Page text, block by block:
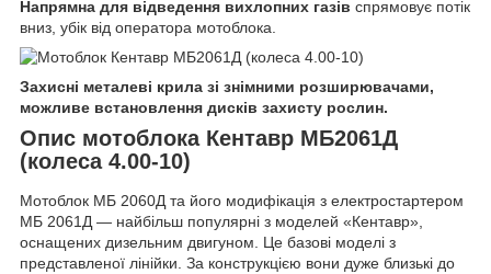
Напрямна для відведення вихлопних газів спрямовує потік
вниз, убік від оператора мотоблока.
Захисні металеві крила зі знімними розширювачами,
можливе встановлення дисків захисту рослин.
Опис мотоблока Кентавр МБ2061Д
(колеса 4.00-10)
Мотоблок МБ 2060Д та його модифікація з електростартером
МБ 2061Д — найбільш популярні з моделей «Кентавр»,
оснащених дизельним двигуном. Це базові моделі з
представленої лінійки. За конструкцією вони дуже близькі до